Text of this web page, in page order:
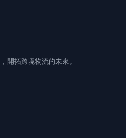
開拓跨境物流的未來。